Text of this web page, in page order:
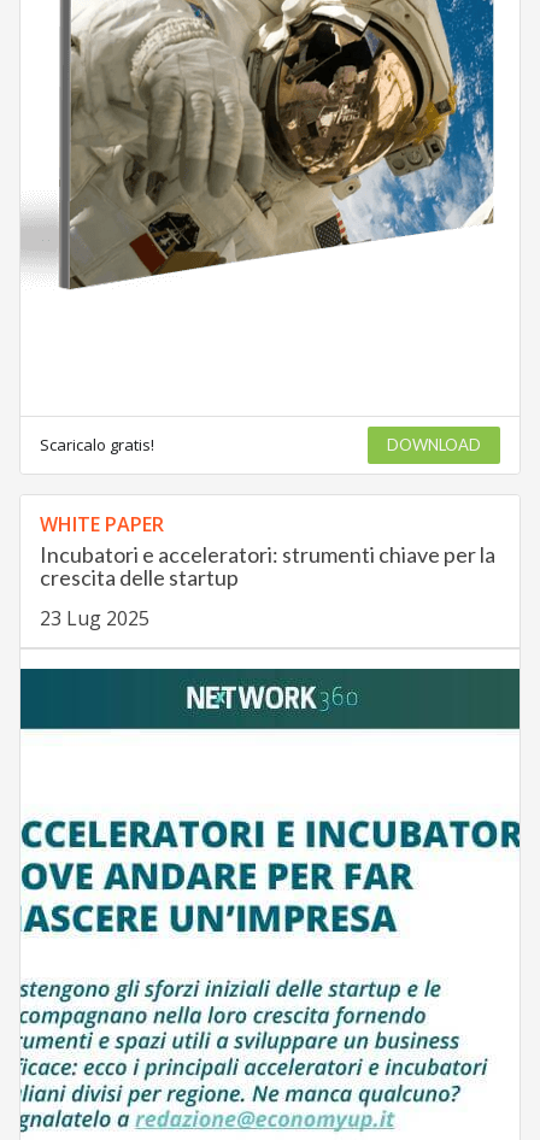
Scaricalo gratis! DOWNLOAD
WHITE PAPER
Incubatori e acceleratori: strumenti chiave per la
crescita delle startup
23 Lug 2025